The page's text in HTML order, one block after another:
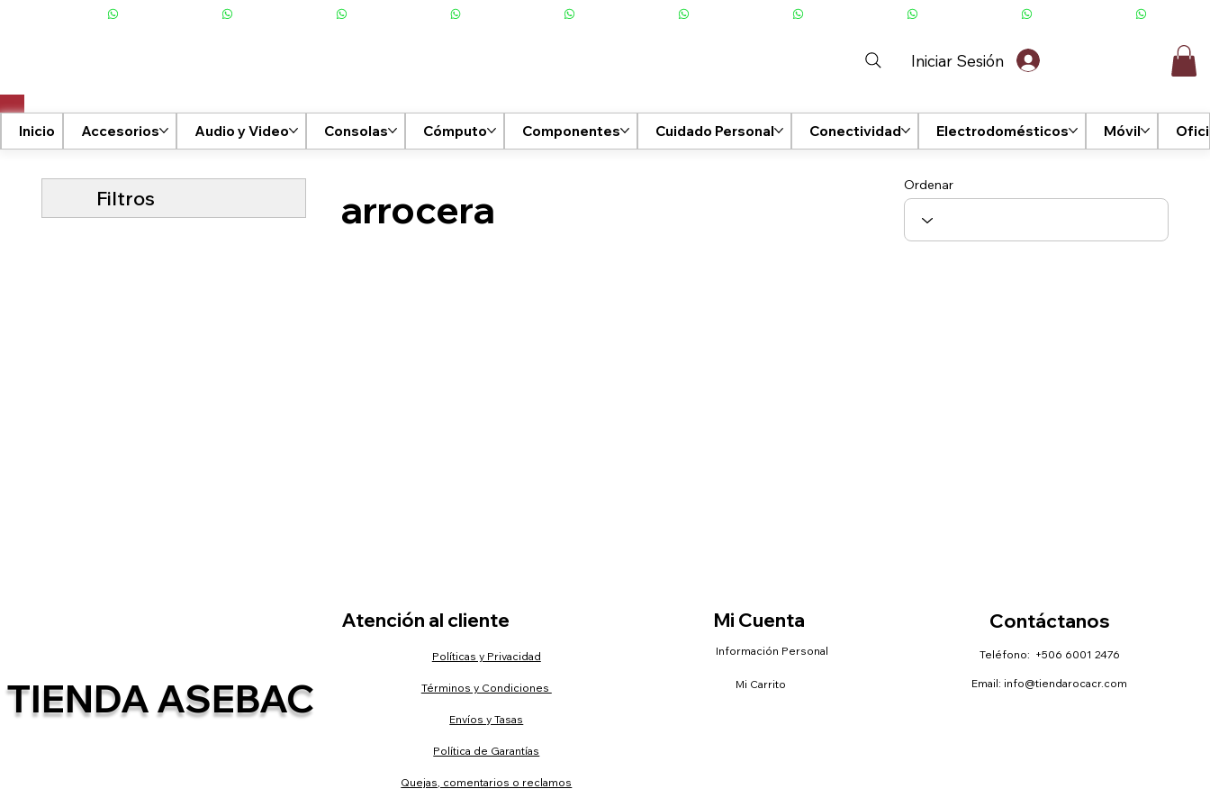
Iniciar Sesión
Inicio Accesorios Audio y Video Consolas Cómputo Componentes Cuidado Personal Conectividad Electrodomésticos Móvil
arrocera
Filtros
Ordenar
TIENDA ASEBAC
Atención al cliente
Políticas y Privacidad
Términos y Condiciones
Envíos y Tasas
Política de Garantías
Quejas, comentarios o reclamos
Mi Cuenta
Información Personal
Mi Carrito
Contáctanos
Teléfono: +506 6001 2476
Email: info@tiendarocacr.com